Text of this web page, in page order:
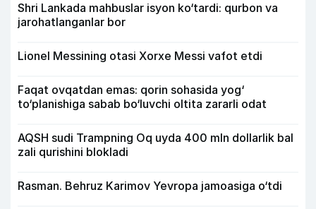
Shri Lankada mahbuslar isyon ko‘tardi: qurbon va
jarohatlanganlar bor
Lionel Messining otasi Xorxe Messi vafot etdi
Faqat ovqatdan emas: qorin sohasida yog‘
to‘planishiga sabab bo‘luvchi oltita zararli odat
AQSH sudi Trampning Oq uyda 400 mln dollarlik bal
zali qurishini blokladi
Rasman. Behruz Karimov Yevropa jamoasiga o‘tdi